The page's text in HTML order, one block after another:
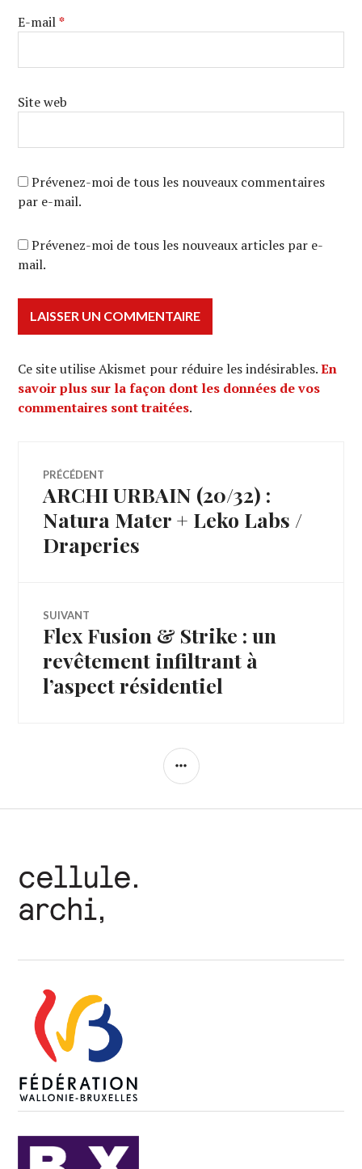
E-mail*
Site web
Prévenez-moi de tous les nouveaux commentaires
par e-mail.
Prévenez-moi de tous les nouveaux articles par e-
mail.
Ce site utilise Akismet pour réduire les indésirables.En
savoir plus sur la façon dont les données de vos
commentaires sont traitées.
Navigation
de
l’article
PRÉCÉDENT
Article
ARCHI URBAIN (20/32) :
Natura Mater + Leko Labs /
Draperies
SUIVANT
Article
Suivant:
Flex Fusion & Strike : un
revêtement infiltrant à
l’aspect résidentiel
COLONNE